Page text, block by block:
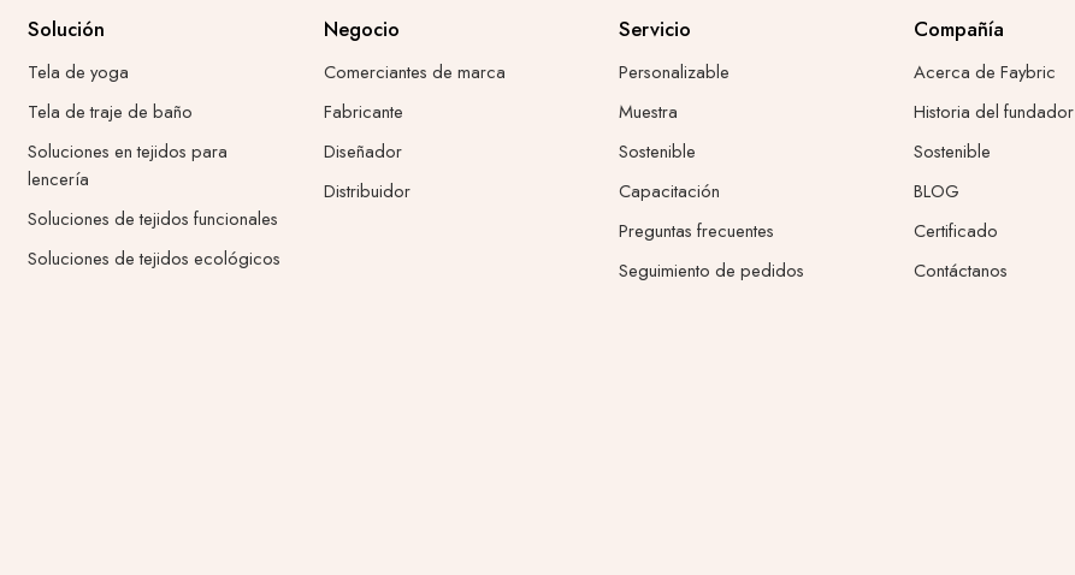
Solución
Tela de yoga
Tela de traje de baño
Soluciones en tejidos para
lencería
Soluciones de tejidos funcionales
Soluciones de tejidos ecológicos
Negocio
Comerciantes de marca
Fabricante
Diseñador
Distribuidor
Servicio
Personalizable
Muestra
Sostenible
Capacitación
Preguntas frecuentes
Seguimiento de pedidos
Compañía
Acerca de Faybric
Historia del fundador
Sostenible
BLOG
Certificado
Contáctanos